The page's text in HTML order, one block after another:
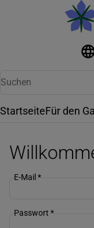
StartseiteFür den
E-Mail *
Passwort *